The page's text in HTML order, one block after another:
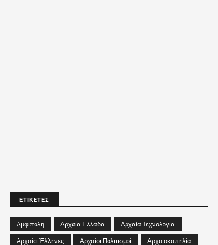
ΕΤΙΚΕΤΕΣ
Αμφίπολη Αρχαία Ελλάδα Αρχαία Τεχνολογία
Αρχαίοι Έλληνες Αρχαίοι Πολιτισμοί Αρχαιοκαπηλία